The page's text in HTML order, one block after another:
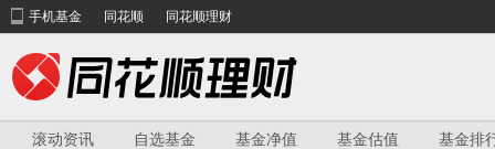
手机基金 同花顺 同花顺理财
滚动资讯 自选基金 基金净值 基金估值 基金排